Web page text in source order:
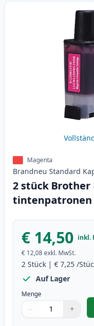
Magenta
Brandneu Standard
2 stück Brother
tintenpatronen
€ 14,50 inkl.
€ 12,08exkl. MwSt.
2 Stück | € 7,25 /
Auf Lager
Menge
Verwenden Sie die
− +
1